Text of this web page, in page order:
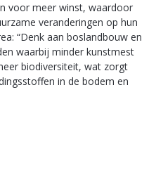
voor meer winst, waardoor
veranderingen op hun
“Denk aan boslandbouw en
waarbij minder kunstmest
biodiversiteit, wat zorgt
in de bodem en